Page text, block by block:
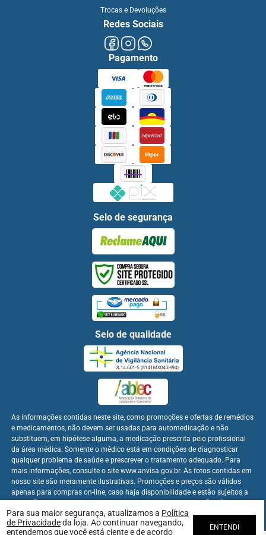
Para sua maior segurança, atualizamos a Política
de Privacidadeda loja. Ao continuar navegando,
entendemos que você está ciente e de acordo
ENTENDI
Trocas e Devoluções
Redes Sociais
Pagamento
Selo de segurança
Selo de qualidade
As informações contidas neste site, como promoções e ofertas de remédios
e medicamentos, não devem ser usadas para automedicação e não
substituem, em hipótese alguma, a medicação prescrita pelo profissional
da área médica. Somente o médico está em condições de diagnosticar
qualquer problema de saúde e prescrever o tratamento adequado. Para
mais informações, consulte o site www.anvisa.gov.br. As fotos contidas em
nosso site são meramente ilustrativas. Promoções e preços são válidos
apenas para compras on-line, caso haja disponibilidade e estão sujeitos a
alterações no decorrer do dia. Os preços publicados no site são válidos
apenas para compras on-line.